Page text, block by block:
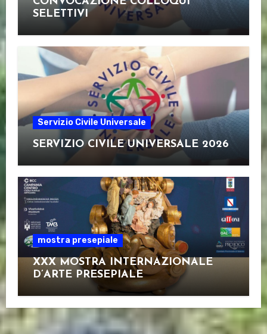
SELETTIVI
Servizio Civile Universale
SERVIZIO CIVILE UNIVERSALE 2026
mostra presepiale
XXX MOSTRA INTERNAZIONALE
D’ARTE PRESEPIALE